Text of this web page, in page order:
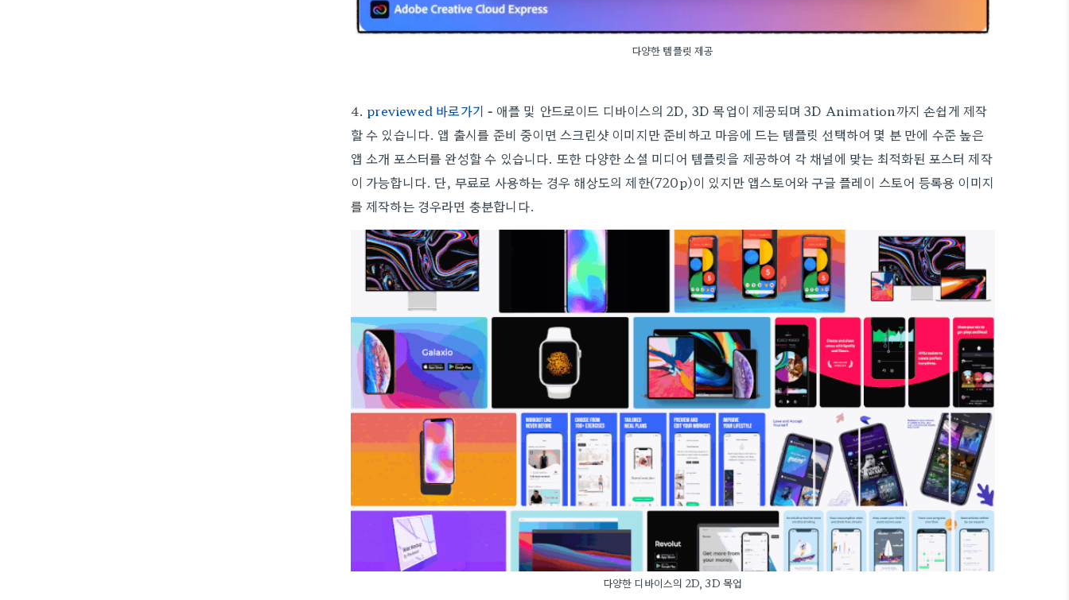
다양한 템플릿 제공
4. previewed 바로가기 - 애플 및 안드로이드 디바이스의 2D, 3D 목업이 제공되며 3D Animation까지 손쉽게 제작
할 수 있습니다. 앱 출시를 준비 중이면 스크린샷 이미지만 준비하고 마음에 드는 템플릿 선택하여 몇 분 만에 수준 높은
앱 소개 포스터를 완성할 수 있습니다. 또한 다양한 소셜 미디어 템플릿을 제공하여 각 채널에 맞는 최적화된 포스터 제작
이 가능합니다. 단, 무료로 사용하는 경우 해상도의 제한(720p)이 있지만 앱스토어와 구글 플레이 스토어 등록용 이미지
를 제작하는 경우라면 충분합니다.
다양한 디바이스의 2D, 3D 목업